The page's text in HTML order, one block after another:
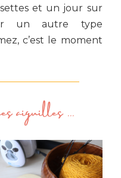
et un jour sur
un autre type
c’est le moment
aiguilles...